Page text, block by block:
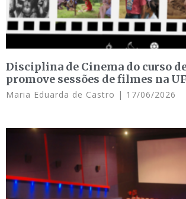
Disciplina de Cinema do curso
promove sessões de filmes na
Maria Eduarda de Castro 17/06/2026